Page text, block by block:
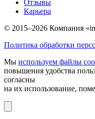
Отзывы
Карьера
© 2015–2026 Компания
Политика обработки
Мы используем файлы
повышения удобства
согласны
на их использование,